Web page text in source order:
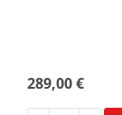
289,00 €